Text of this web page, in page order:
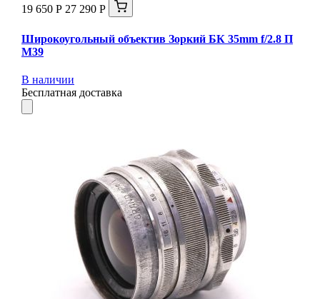
19 650 Р 27 290 Р
Широкоугольный объектив Зоркий БК 35mm f/2.8 П
М39
В наличии
Бесплатная доставка